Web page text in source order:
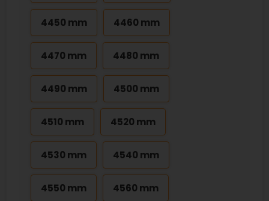
4450 mm 4460 mm
4470 mm 4480 mm
4490 mm 4500 mm
4510 mm 4520 mm
4530 mm 4540 mm
4550 mm 4560 mm